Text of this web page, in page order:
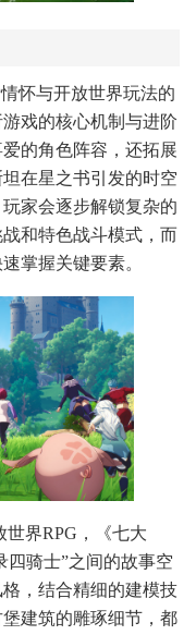
怀与开放世界玩法的
戏的核心机制与进阶
的角色阵容，还拓展
在星之书引发的时空
家会逐步解锁复杂的
和特色战斗模式，而
掌握关键要素。
界RPG，《七大
四骑士”之间的故事空
，结合精细的建模技
建筑的雕琢细节，都